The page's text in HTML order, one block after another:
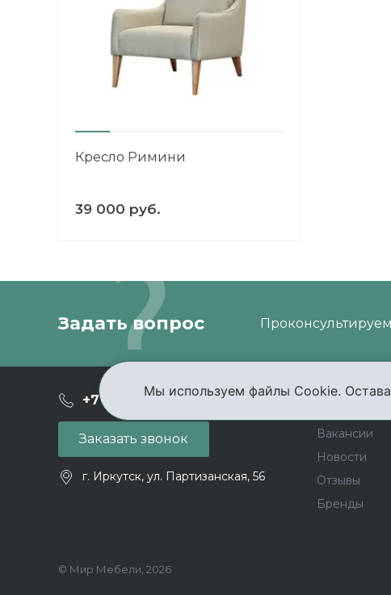
Кресло Римини
39 000 руб.
Задать вопрос
+7 (3952) 503-504
Заказать звонок
г. Иркутск, ул. Партизанская, 56
О
Вакансии
Новости
Отзывы
Бренды
© Мир Мебели, 2026
Мы используем файлы Cookie.